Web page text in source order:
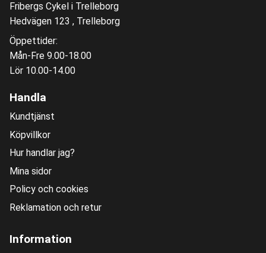
Fribergs Cykel i Trelleborg
Hedvägen 123 , Trelleborg
Öppettider:
Mån-Fre 9.00-18.00
Lör 10.00-14.00
Handla
Kundtjänst
Köpvillkor
Hur handlar jag?
Mina sidor
Policy och cookies
Reklamation och retur
Information